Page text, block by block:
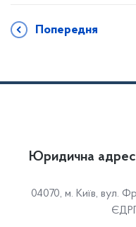
Попередня
Юридична
04070, м. Київ, вул.